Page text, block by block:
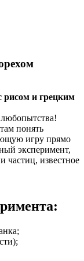
рисом и грецким
понять
игру прямо
эксперимент,
частиц, известное